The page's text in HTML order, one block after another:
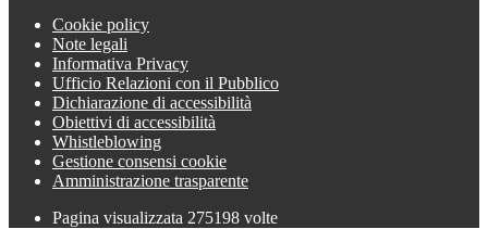
Cookie policy
Note legali
Informativa Privacy
Ufficio Relazioni con il Pubblico
Dichiarazione di accessibilità
Obiettivi di accessibilità
Whistleblowing
Gestione consensi cookie
Amministrazione trasparente
Pagina visualizzata 275198 volte